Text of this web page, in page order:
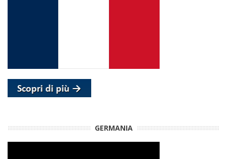
GERMANIA